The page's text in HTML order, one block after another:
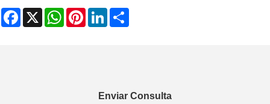
Facebook
X WhatsAppPinterestLinkedIn
Enviar Consulta